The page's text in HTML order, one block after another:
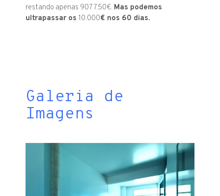
restando apenas 9077.50€. Mas podemos
ultrapassar os10.000€ nos 60 dias.
Galeria de
Imagens